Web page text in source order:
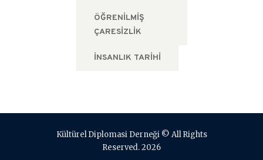
ÖĞRENILMIŞ
ÇARESIZLIK
İNSANLIK TARIHI
Kültürel Diplomasi Derneği © All Rights
Reserved. 2026